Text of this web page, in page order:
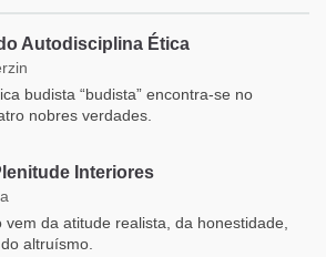
Autodisciplina Ética
budista “budista” encontra-se no
nobres verdades.
Interiores
vem da atitude realista, da honestidade,
altruísmo.